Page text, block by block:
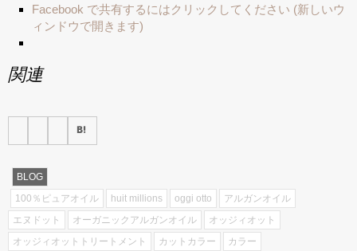
Facebook で共有するにはクリックしてください (新しいウ
ィンドウで開きます)
関連
BLOG
100％ピュアオイル
huit millions oggi otto
アルガンオイル
エヌドット
オーガニックアルガンオイル
オッジィオット
オッジィオットトリートメント
カットカラー
カラー